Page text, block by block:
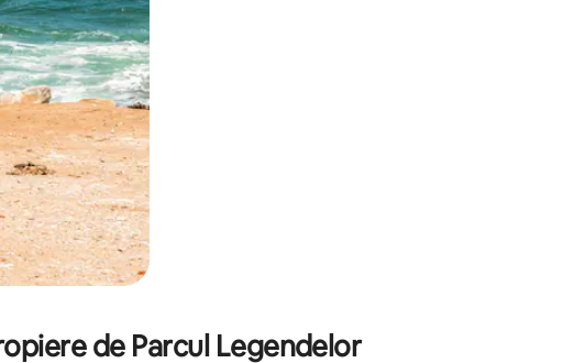
de Parcul Legendelor